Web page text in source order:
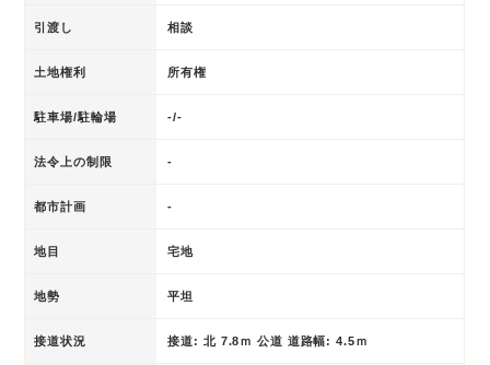
引渡し 相談
土地権利 所有権
駐車場/駐輪場 -/-
法令上の制限 -
都市計画 -
地目 宅地
地勢 平坦
接道状況 接道: 北 7.8ｍ 公道 道路幅: 4.5ｍ